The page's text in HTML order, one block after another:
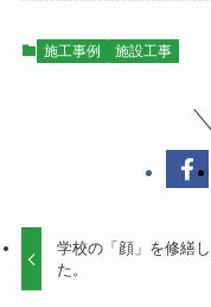
施工事例 施設工事
学校の「顔」を修繕
た。